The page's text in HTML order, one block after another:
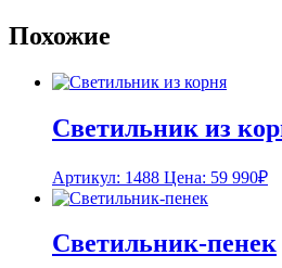
Похожие
Светильник из
Артикул: 1488 Цена: 59 990₽
Светильник-пенек